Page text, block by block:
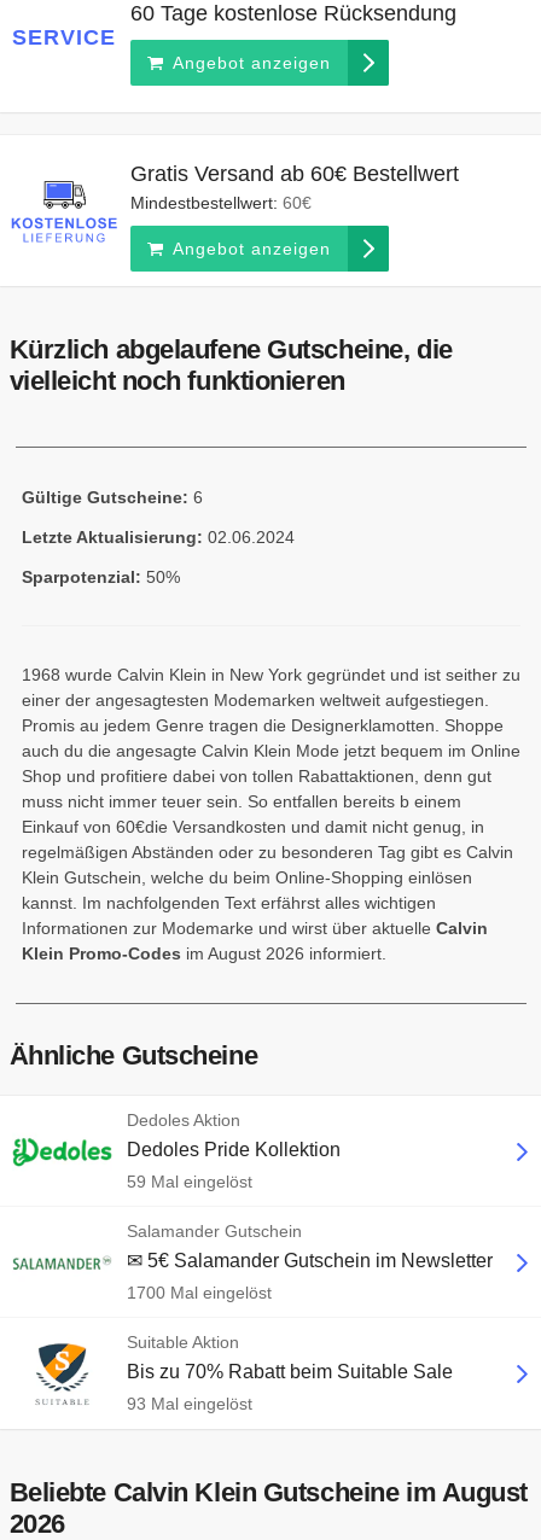
SERVICE
60 Tage kostenlose Rücksendung
Angebot anzeigen
Gratis Versand ab 60€ Bestellwert
Mindestbestellwert: 60€
Angebot anzeigen
Kürzlich abgelaufene Gutscheine, die
vielleicht noch funktionieren
Gültige Gutscheine: 6
Letzte Aktualisierung: 02.06.2024
Sparpotenzial: 50%
1968 wurde Calvin Klein in New York gegründet und ist seither zu
einer der angesagtesten Modemarken weltweit aufgestiegen.
Promis au jedem Genre tragen die Designerklamotten. Shoppe
auch du die angesagte Calvin Klein Mode jetzt bequem im Online
Shop und profitiere dabei von tollen Rabattaktionen, denn gut
muss nicht immer teuer sein. So entfallen bereits b einem
Einkauf von 60€die Versandkosten und damit nicht genug, in
regelmäßigen Abständen oder zu besonderen Tag gibt es Calvin
Klein Gutschein, welche du beim Online-Shopping einlösen
kannst. Im nachfolgenden Text erfährst alles wichtigen
Informationen zur Modemarke und wirst über aktuelle Calvin
Klein Promo-Codes im August 2026 informiert.
Ähnliche Gutscheine
Dedoles Aktion
Dedoles Pride Kollektion
59 Mal eingelöst
Salamander Gutschein
✉ 5€ Salamander Gutschein im Newsletter
1700 Mal eingelöst
Suitable Aktion
Bis zu 70% Rabatt beim Suitable Sale
93 Mal eingelöst
Beliebte Calvin Klein Gutscheine im August
2026